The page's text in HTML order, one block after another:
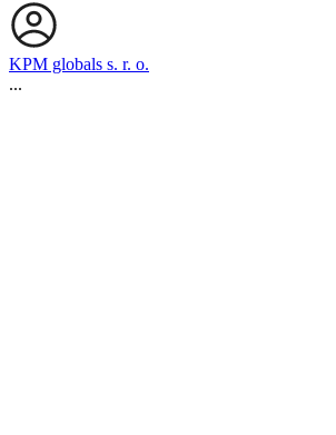
KPM globals s. r. o.
...